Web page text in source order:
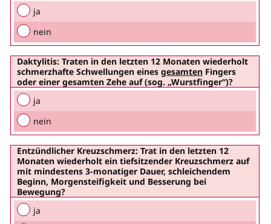
ja
nein
Daktylitis: Traten in den letzten 12 Monaten wiederholt
schmerzhafte Schwellungen eines gesamtenFingers
oder einer gesamten Zehe auf (sog. „Wurstfinger“)?
ja
nein
Entzündlicher Kreuzschmerz: Trat in den letzten 12
Monaten wiederholt ein tiefsitzender Kreuzschmerz auf
mit mindestens 3-monatiger Dauer, schleichendem
Beginn, Morgensteifigkeit und Besserung bei
Bewegung?
ja